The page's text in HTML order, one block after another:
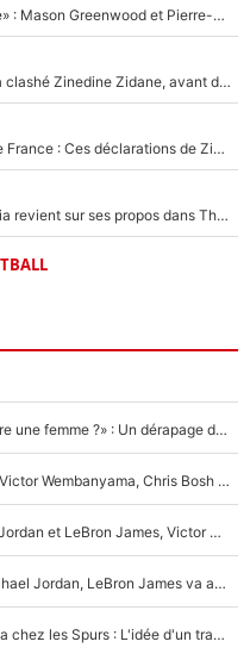
«La porte est ouverte pour tout le monde» : Mason Greenwood et Pierre-Emerick Aubameyang ont quitté l'OM, Amine Gouiri balance sur la suite du mercato et sur la réaction du vestiaire !
«Ça pue du c*l» : Quand Yannick Noah a clashé Zinedine Zidane, avant de se faire recadrer par le nouveau sélectionneur de l'équipe de France !
Michael Olise va se régaler en équipe de France : Ces déclarations de Zinedine Zidane qui prouvent qu'il va tout miser sur la star du Bayern Munich !
«Ç'a a été mal interprêté» : Medhi Benatia revient sur ses propos dans The Bridge et précise ses conditions pour rejoindre le PSG !
«LeBron James, as-tu déjà eu envie d’être une femme ?» : Un dérapage de Donald Trump sur la superstar de la NBA refait surface
NBA - Victime d'une thrombose comme Victor Wembanyama, Chris Bosh prévient le Français des risques sur sa santé : «J’ai failli mourir sur le coup et j’ai été ramené à la vie»
De la NBA au cinéma : Comme Michael Jordan et LeBron James, Victor Wembanyama rêve d'une carrière d'acteur !
The Last Dance sur Netflix : Comme Michael Jordan, LeBron James va avoir le droit à sa série !
Stephen Curry avec Victor Wembanyama chez les Spurs : L'idée d'un trade historique est lancée en NBA !